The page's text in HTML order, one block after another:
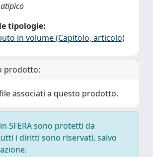
tipologie:
in volume (Capitolo, articolo)
prodotto:
associati a questo prodotto.
SFERA sono protetti da
i diritti sono riservati, salvo